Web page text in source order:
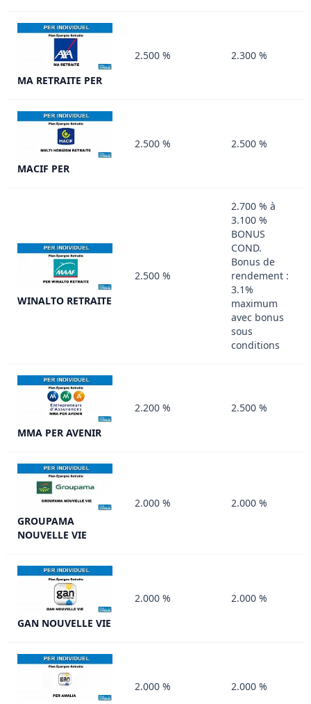
MA RETRAITE PER
2.500 % 2.300 %
MACIF PER
2.500 % 2.500 %
WINALTO RETRAITE
2.500 %
2.700 % à
3.100 %
BONUS
COND.
Bonus de
rendement :
3.1%
maximum
avec bonus
sous
conditions
MMA PER AVENIR
2.200 % 2.500 %
GROUPAMA
NOUVELLE VIE
2.000 % 2.000 %
GAN NOUVELLE VIE
2.000 % 2.000 %
2.000 % 2.000 %